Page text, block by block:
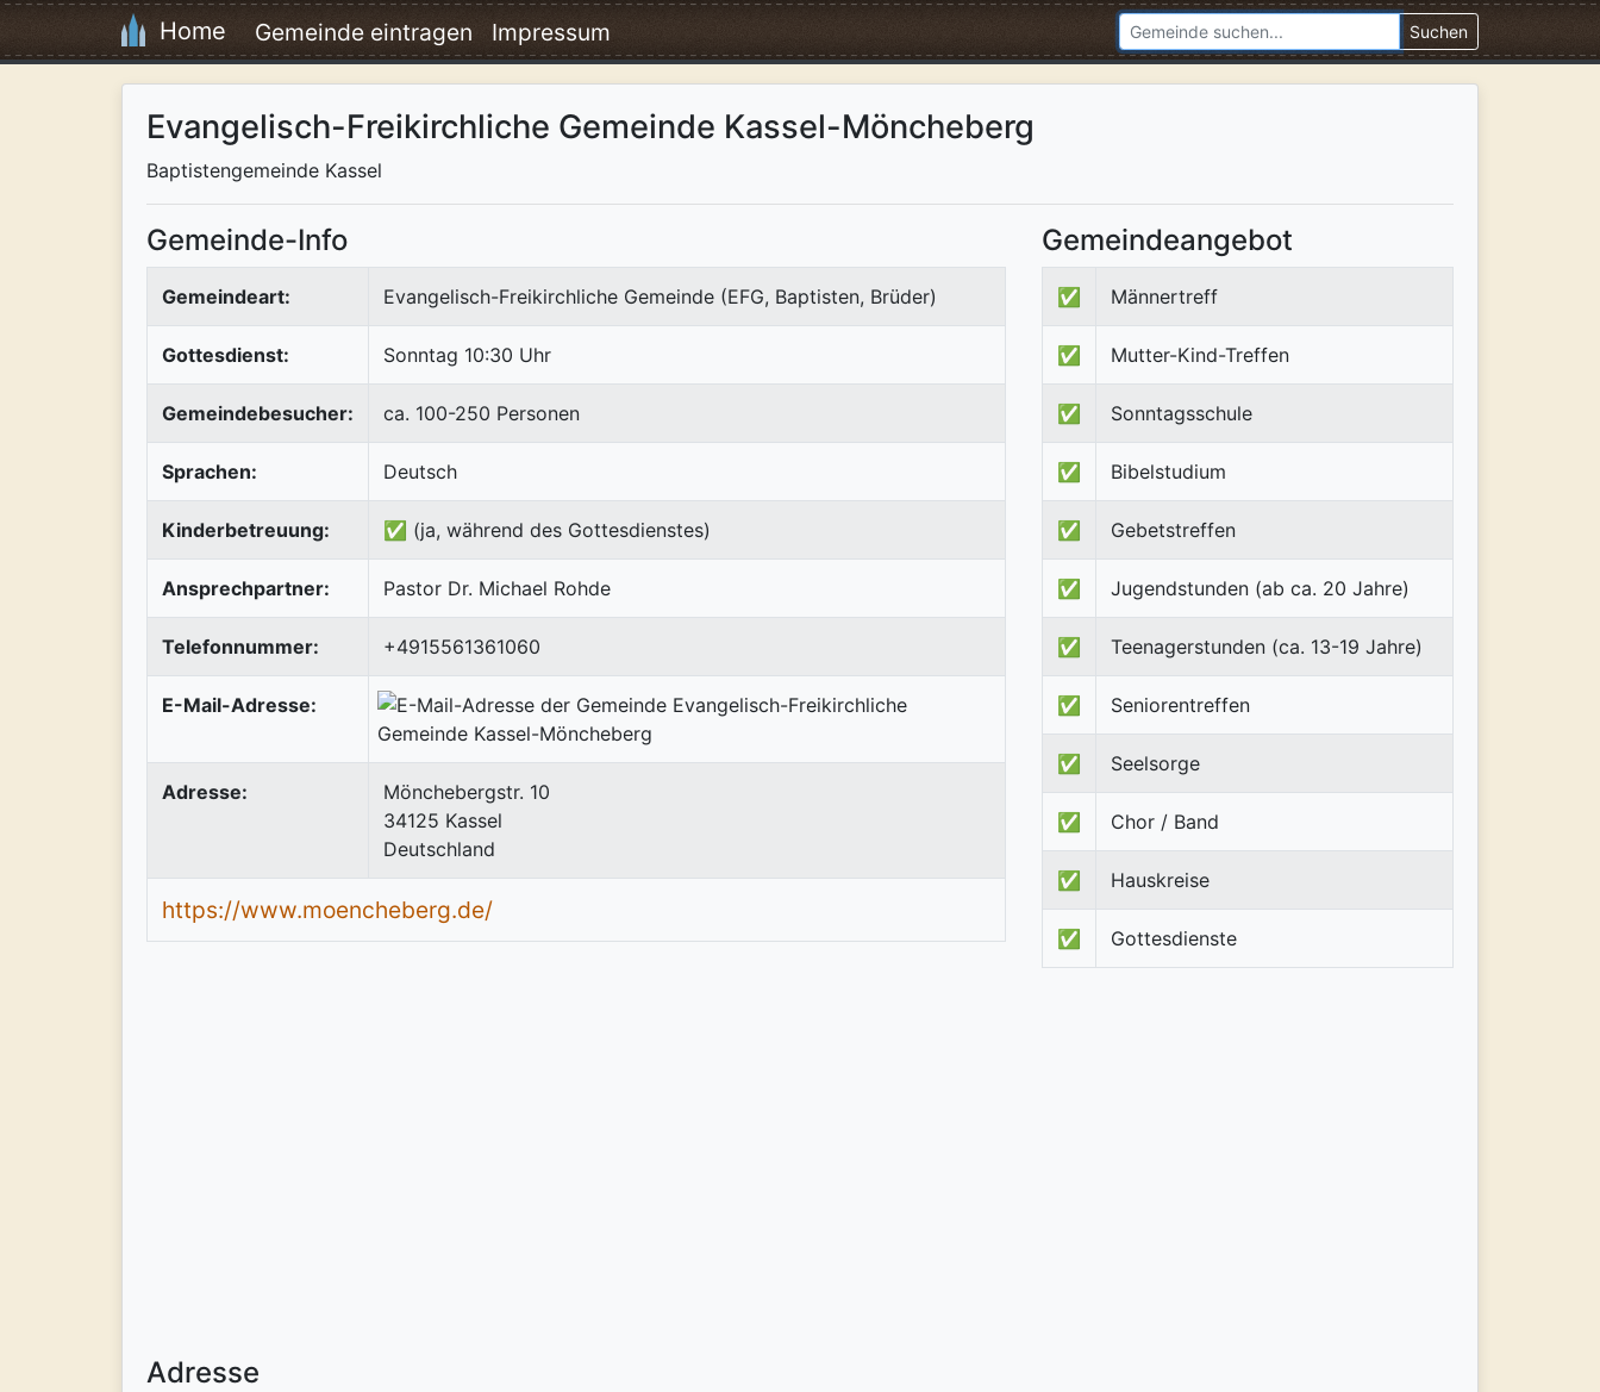
Home Gemeinde eintragen Impressum Suchen
Evangelisch-Freikirchliche Gemeinde Kassel-Möncheberg
Baptistengemeinde Kassel
Gemeinde-Info
Gemeindeart: Evangelisch-Freikirchliche Gemeinde (EFG, Baptisten, Brüder)
Gottesdienst: Sonntag 10:30 Uhr
Gemeindebesucher: ca. 100-250 Personen
Sprachen: Deutsch
Kinderbetreuung: ✅ (ja, während des Gottesdienstes)
Ansprechpartner: Pastor Dr. Michael Rohde
Telefonnummer: +4915561361060
E-Mail-Adresse:
Adresse:
Mönchebergstr. 10
34125 Kassel
Deutschland
https://www.moencheberg.de/
Gemeindeangebot
✅ Männertreff
✅ Mutter-Kind-Treffen
✅ Sonntagsschule
✅ Bibelstudium
✅ Gebetstreffen
✅ Jugendstunden (ab ca. 20 Jahre)
✅ Teenagerstunden (ca. 13-19 Jahre)
✅ Seniorentreffen
✅ Seelsorge
✅ Chor / Band
✅ Hauskreise
✅ Gottesdienste
Adresse